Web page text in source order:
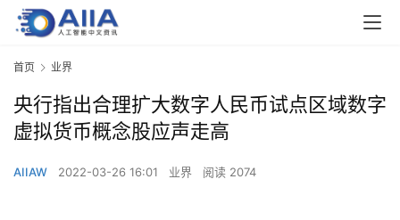
首页 业界
央行指出合理扩大数字人民币试点区域数字
虚拟货币概念股应声走高
AIIAW 2022-03-26 16:01 业界 阅读 2074